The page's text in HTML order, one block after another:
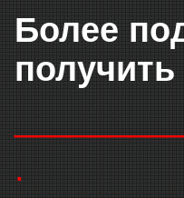
Более
получить
.